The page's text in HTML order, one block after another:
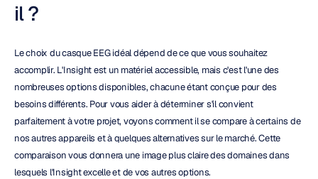
il ?
Le choix du casque EEG idéal dépend de ce que vous souhaitez
accomplir. L'Insight est un matériel accessible, mais c'est l'une des
nombreuses options disponibles, chacune étant conçue pour des
besoins différents. Pour vous aider à déterminer s'il convient
parfaitement à votre projet, voyons comment il se compare à certains de
nos autres appareils et à quelques alternatives sur le marché. Cette
comparaison vous donnera une image plus claire des domaines dans
lesquels l'Insight excelle et de vos autres options.